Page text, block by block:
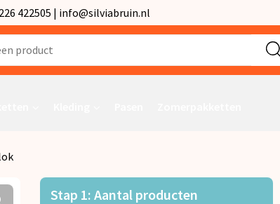
422505 | info@silviabruin.nl
Stap 1: Aantal producten